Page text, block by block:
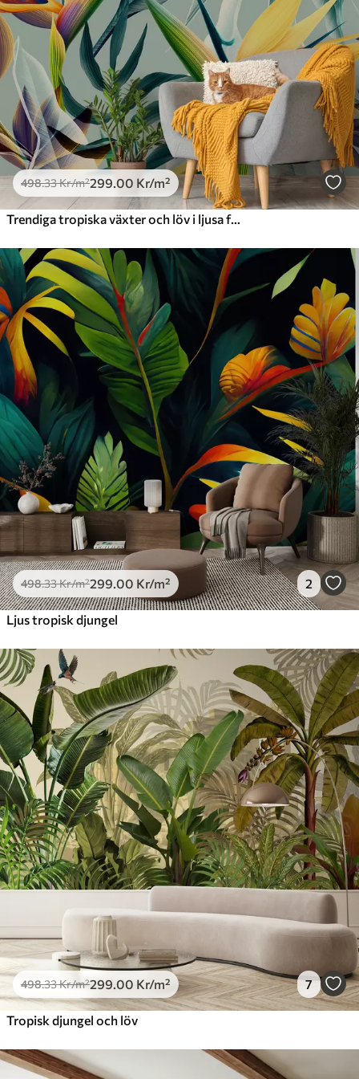
Premiumvinyl
.00435 .00Kr /m²
Peel and Stick
900.00540.00Kr/m²
498.33Kr/m²299 .00 Kr/m²
Trendiga tropiska växter och löv i ljusa färger
498.33Kr/m²299 .00 Kr/m² 2
Ljus tropisk djungel
498.33Kr/m²299 .00 Kr/m² 7
Tropisk djungel och löv